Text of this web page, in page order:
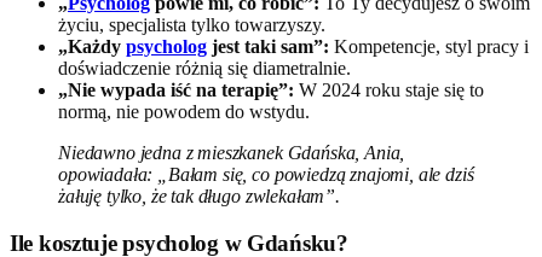
życiu, specjalista tylko towarzyszy.
„Każdy psycholog jest taki sam”: Kompetencje, styl pracy i
doświadczenie różnią się diametralnie.
„Nie wypada iść na terapię”: W 2024 roku staje się to
normą, nie powodem do wstydu.
Niedawno jedna z mieszkanek Gdańska, Ania,
opowiadała: „Bałam się, co powiedzą znajomi, ale dziś
żałuję tylko, że tak długo zwlekałam”.
Ile kosztuje psycholog w Gdańsku?